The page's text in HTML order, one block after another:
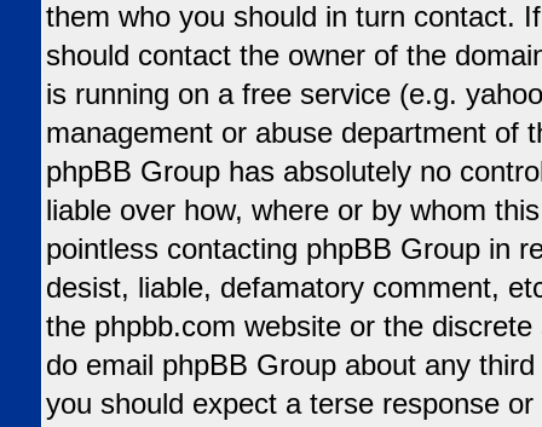
them who you should in turn contact.
should contact the owner of the
is running on a free service (e.g.
management or abuse department of
phpBB Group has absolutely no
liable over how, where or by whom
pointless contacting phpBB Group in
desist, liable, defamatory comment,
the phpbb.com website or the
do email phpBB Group about any
you should expect a terse response